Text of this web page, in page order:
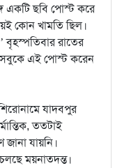
একটি ছবি পোস্ট করে
কোন খামতি ছিল।
বৃহস্পতিবার রাতের
এই পোস্ট করেন
যাদবপুর
ততটাই
যায়নি।
ময়নাতদন্ত।